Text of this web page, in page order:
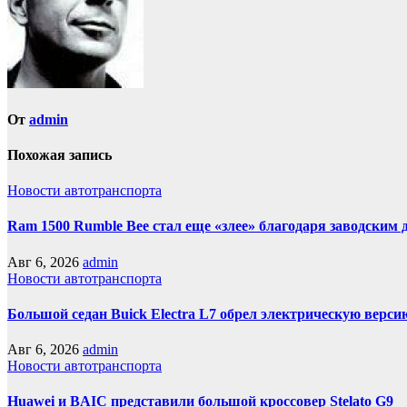
От admin
Похожая запись
Новости автотранспорта
Ram 1500 Rumble Bee стал еще «злее» благодаря заводским
Авг 6, 2026 admin
Новости автотранспорта
Большой седан Buick Electra L7 обрел электрическую
Авг 6, 2026 admin
Новости автотранспорта
Huawei и BAIC представили большой кроссовер Stelato G9